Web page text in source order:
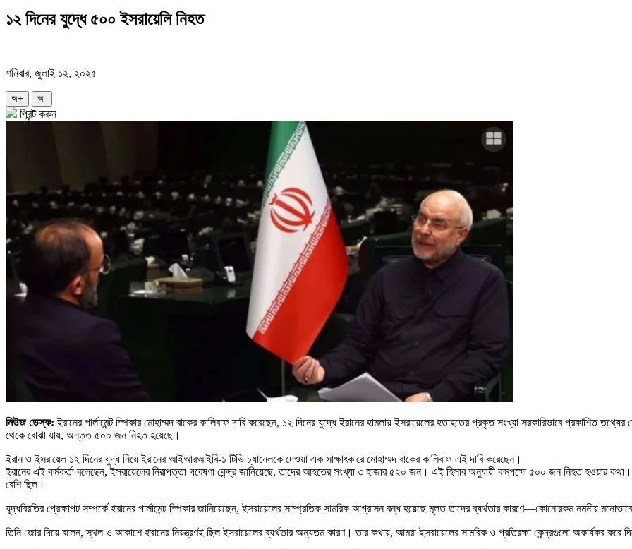
১২ দিনের যুদ্ধে ৫০০ ইসরায়েলি নিহত
শনিবার, জুলাই ১২, ২০২৫
অ+ অ-
প্রিন্ট করুন
নিউজ ডেস্ক:ইরানের পার্লামেন্ট স্পিকার মোহাম্মদ বাকের কালিবাফ দাবি করেছেন, ১২ দিনের যুদ্ধে ইরানের হামলায় ইসরায়েলের হতাহতের প্রকৃত সংখ্যা সরকারিভাবে প্রকাশিত
থেকে বোঝা যায়, অন্তত ৫০০ জন নিহত হয়েছে।
ইরান ও ইসরায়েল ১২ দিনের যুদ্ধ নিয়ে ইরানের আইআরআইবি-১ টিভি চ্যানেলকে দেওয়া এক সাক্ষাৎকারে মোহাম্মদ বাকের কালিবাফ এই দাবি করেছেন।
ইরানের এই কর্মকর্তা বলেছেন, ইসরায়েলের নিরাপত্তা গবেষণা কেন্দ্র জানিয়েছে, তাদের আহতের সংখ্যা ৩ হাজার ৫২০ জন। এই হিসাব অনুযায়ী কমপক্ষে ৫০০ জন নিহত হওয়ার
বেশি ছিল।
যুদ্ধবিরতির প্রেক্ষাপট সম্পর্কে ইরানের পার্লামেন্ট স্পিকার জানিয়েছেন, ইসরায়েলের সাম্প্রতিক সামরিক আগ্রাসন বন্ধ হয়েছে মূলত তাদের ব্যর্থতার কারণে—কোনোরকম নমনীয়
তিনি জোর দিয়ে বলেন, স্থল ও আকাশে ইরানের নিয়ন্ত্রণই ছিল ইসরায়েলের ব্যর্থতার অন্যতম কারণ। তার কথায়, আমরা ইসরায়েলের সামরিক ও প্রতিরক্ষা কেন্দ্রগুলো অকার্যকর করে